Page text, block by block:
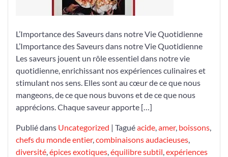
Culinaire
Enrichissante
L’Importance des Saveurs dans notre Vie Quotidienne
L’Importance des Saveurs dans notre Vie Quotidienne
Les saveurs jouent un rôle essentiel dans notre vie
quotidienne, enrichissant nos expériences culinaires et
stimulant nos sens. Elles sont au cœur de ce que nous
mangeons, de ce que nous buvons et de ce que nous
apprécions. Chaque saveur apporte […]
Publié dans Uncategorized | Taguéacide,amer, boissons,
chefs du monde entier,combinaisons audacieuses,
diversité,épices exotiques,équilibre subtil,expériences